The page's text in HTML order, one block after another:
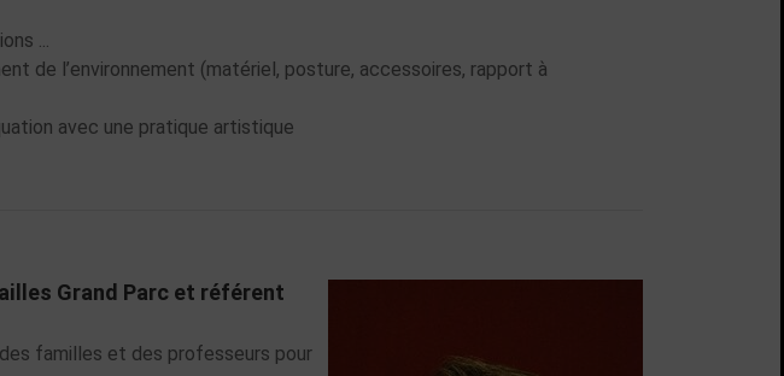
...
de l’environnement (matériel, posture, accessoires, rapport à
avec une pratique artistique
Grand Parc et référent
familles et des professeurs pour